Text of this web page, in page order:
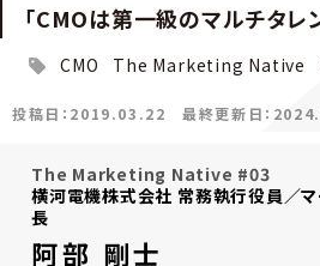
「CMOは第一級のマルチタレン
CMO The Marketing Native
投稿日：2019.03.22 最終更新日：
The Marketing Native #03
横河電機株式会社 常務執行役員／マ
長
阿部 剛士